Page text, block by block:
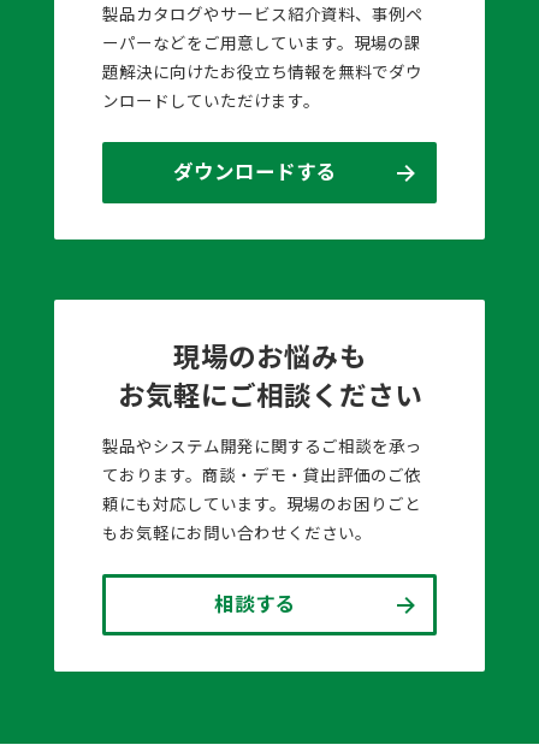
製品カタログやサービス紹介資料、事例ペ
ーパーなどをご用意しています。現場の課
題解決に向けたお役立ち情報を無料でダウ
ンロードしていただけます。
ダウンロードする
現場のお悩みも
お気軽にご相談ください
製品やシステム開発に関するご相談を承っ
ております。商談・デモ・貸出評価のご依
頼にも対応しています。現場のお困りごと
もお気軽にお問い合わせください。
相談する